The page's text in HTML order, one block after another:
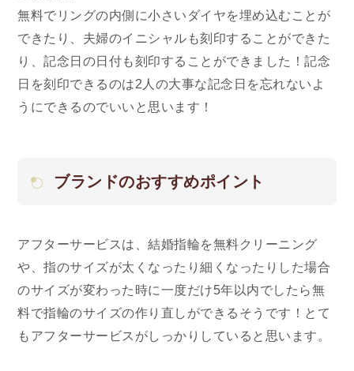
無料でリングの内側に小さいダイヤを埋め込むことが
できたり、夫婦のイニシャルも刻印することができた
り、記念日の日付も刻印することができました！記念
日を刻印できるのは2人の大事な記念日を忘れないよ
うにできるのでいいと思います！
ブランドのおすすめポイント
アフターサービスは、結婚指輪を無料クリーニング
や、指のサイズが太くなったり細くなったりした場合
のサイズが変わった時に一度だけ5年以内でしたら無
料で指輪のサイズの作り直しができるそうです！とて
もアフターサービスがしっかりしていると思います。